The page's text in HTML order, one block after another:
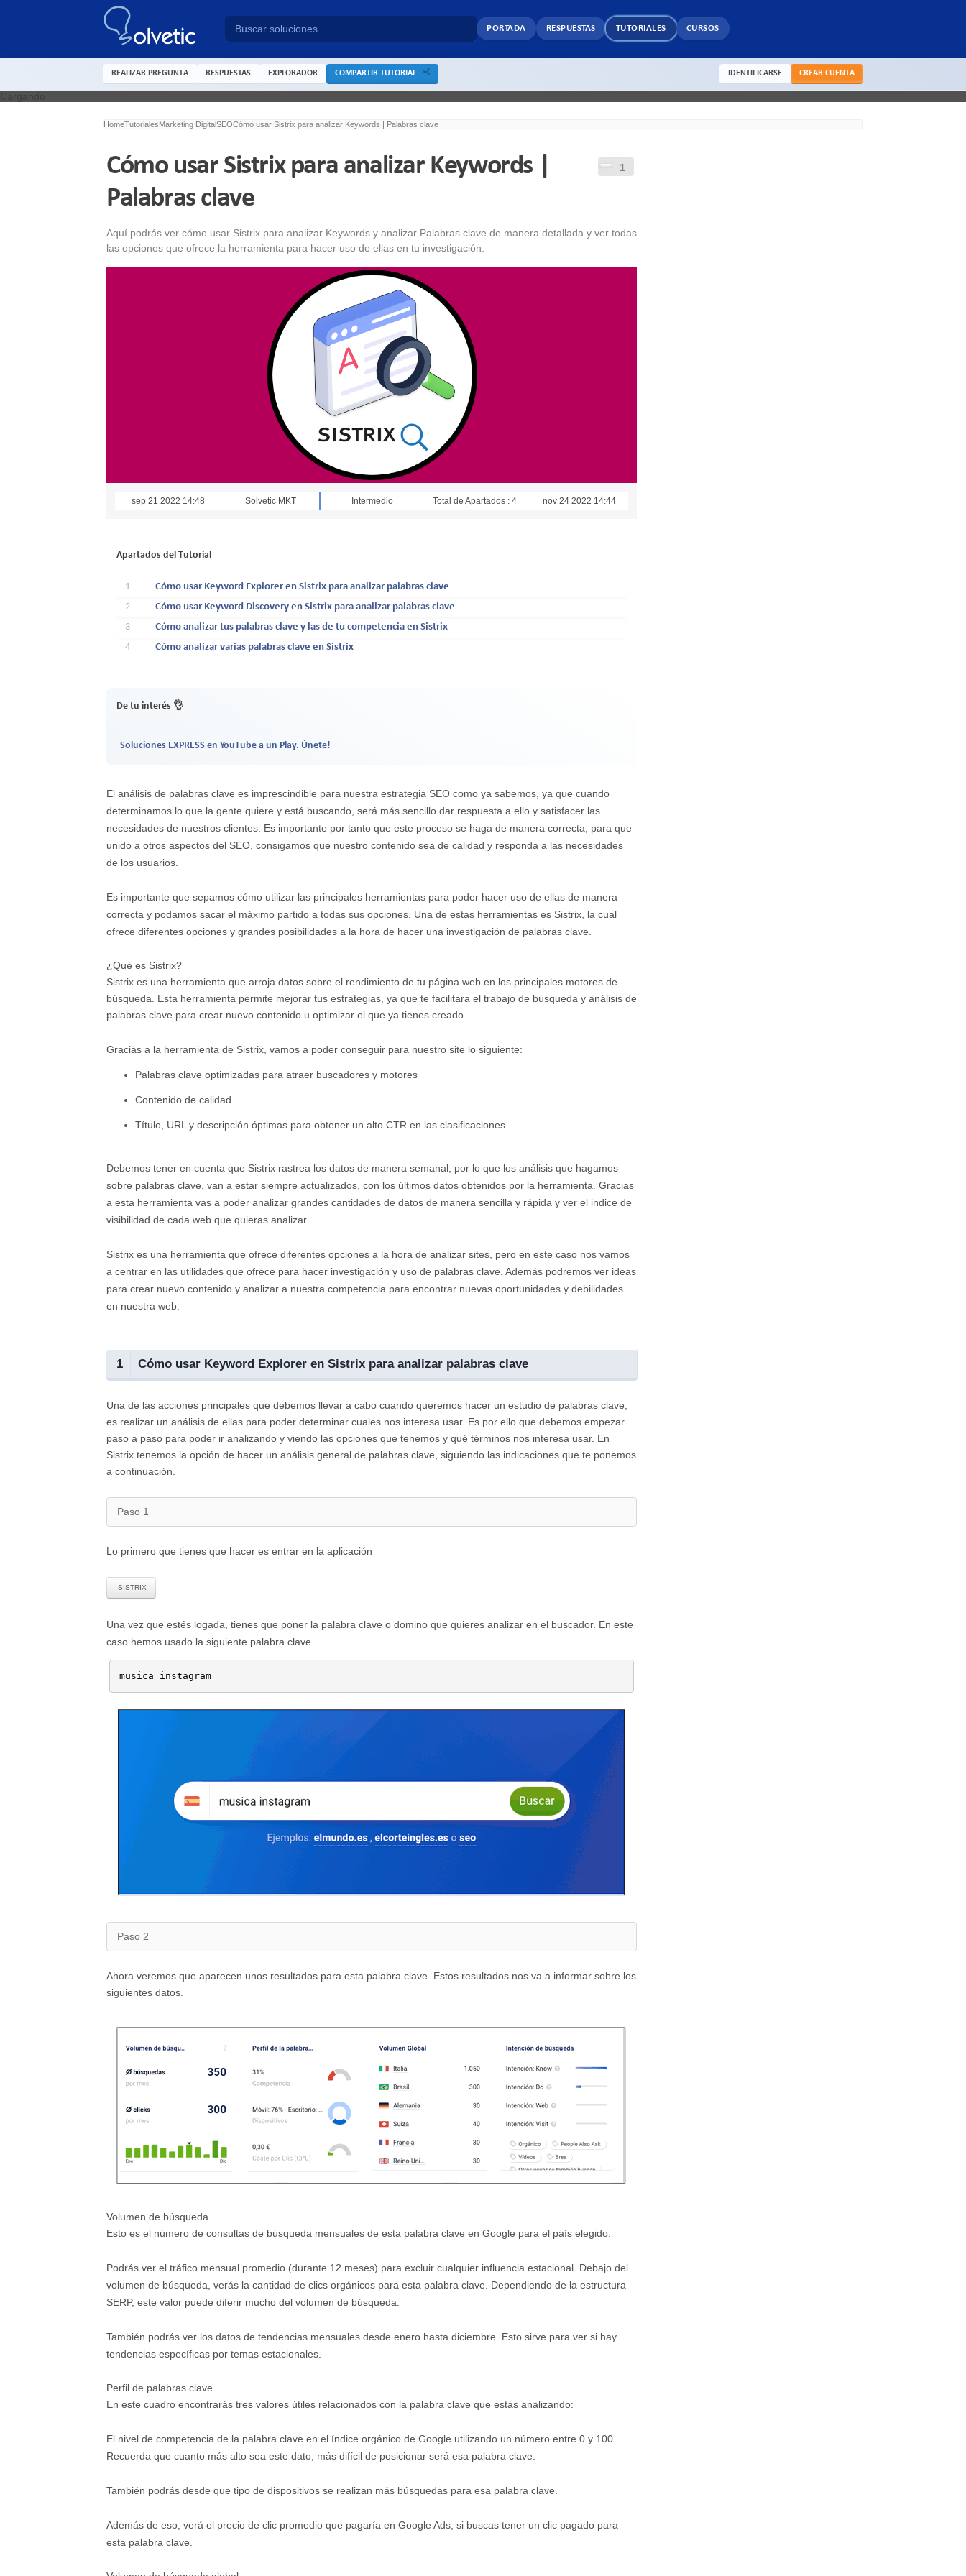
PORTADA RESPUESTAS TUTORIALES CURSOS
REALIZAR PREGUNTA RESPUESTAS EXPLORADOR COMPARTIR TUTORIAL IDENTIFICARSE CREAR CUENTA
HomeTutorialesMarketing DigitalSEOCómo usar Sistrix para analizar Keywords | Palabras clave
1
Cómo usar Sistrix para analizar Keywords |
Palabras clave
Aquí podrás ver cómo usar Sistrix para analizar Keywords y analizar Palabras clave de manera detallada y ver todas
las opciones que ofrece la herramienta para hacer uso de ellas en tu investigación.
sep 21 2022 14:48 Solvetic MKT Intermedio Total de Apartados : 4 nov 24 2022 14:44
Apartados del Tutorial
1
Cómo usar Keyword Explorer en Sistrix para analizar palabras clave
2
Cómo usar Keyword Discovery en Sistrix para analizar palabras clave
3
Cómo analizar tus palabras clave y las de tu competencia en Sistrix
4
Cómo analizar varias palabras clave en Sistrix
De tu interés 👌
Soluciones EXPRESS en YouTube a un Play. Únete!
El análisis de palabras clave es imprescindible para nuestra estrategia SEO como ya sabemos, ya que cuando
determinamos lo que la gente quiere y está buscando, será más sencillo dar respuesta a ello y satisfacer las
necesidades de nuestros clientes. Es importante por tanto que este proceso se haga de manera correcta, para que
unido a otros aspectos del SEO, consigamos que nuestro contenido sea de calidad y responda a las necesidades
de los usuarios.
Es importante que sepamos cómo utilizar las principales herramientas para poder hacer uso de ellas de manera
correcta y podamos sacar el máximo partido a todas sus opciones. Una de estas herramientas es Sistrix, la cual
ofrece diferentes opciones y grandes posibilidades a la hora de hacer una investigación de palabras clave.
¿Qué es Sistrix?
Sistrix es una herramienta que arroja datos sobre el rendimiento de tu página web en los principales motores de
búsqueda. Esta herramienta permite mejorar tus estrategias, ya que te facilitara el trabajo de búsqueda y análisis de
palabras clave para crear nuevo contenido u optimizar el que ya tienes creado.
Gracias a la herramienta de Sistrix, vamos a poder conseguir para nuestro site lo siguiente:
Palabras clave optimizadas para atraer buscadores y motores
Contenido de calidad
Título, URL y descripción óptimas para obtener un alto CTR en las clasificaciones
Debemos tener en cuenta que Sistrix rastrea los datos de manera semanal, por lo que los análisis que hagamos
sobre palabras clave, van a estar siempre actualizados, con los últimos datos obtenidos por la herramienta. Gracias
a esta herramienta vas a poder analizar grandes cantidades de datos de manera sencilla y rápida y ver el indice de
visibilidad de cada web que quieras analizar.
Sistrix es una herramienta que ofrece diferentes opciones a la hora de analizar sites, pero en este caso nos vamos
a centrar en las utilidades que ofrece para hacer investigación y uso de palabras clave. Además podremos ver ideas
para crear nuevo contenido y analizar a nuestra competencia para encontrar nuevas oportunidades y debilidades
en nuestra web.
1 Cómo usar Keyword Explorer en Sistrix para analizar palabras clave
Una de las acciones principales que debemos llevar a cabo cuando queremos hacer un estudio de palabras clave,
es realizar un análisis de ellas para poder determinar cuales nos interesa usar. Es por ello que debemos empezar
paso a paso para poder ir analizando y viendo las opciones que tenemos y qué términos nos interesa usar. En
Sistrix tenemos la opción de hacer un análisis general de palabras clave, siguiendo las indicaciones que te ponemos
a continuación.
Paso 1
Lo primero que tienes que hacer es entrar en la aplicación
SISTRIX
Una vez que estés logada, tienes que poner la palabra clave o domino que quieres analizar en el buscador. En este
caso hemos usado la siguiente palabra clave.
musica instagram
Paso 2
Ahora veremos que aparecen unos resultados para esta palabra clave. Estos resultados nos va a informar sobre los
siguientes datos.
Volumen de búsqueda
Esto es el número de consultas de búsqueda mensuales de esta palabra clave en Google para el país elegido.
Podrás ver el tráfico mensual promedio (durante 12 meses) para excluir cualquier influencia estacional. Debajo del
volumen de búsqueda, verás la cantidad de clics orgánicos para esta palabra clave. Dependiendo de la estructura
SERP, este valor puede diferir mucho del volumen de búsqueda.
También podrás ver los datos de tendencias mensuales desde enero hasta diciembre. Esto sirve para ver si hay
tendencias específicas por temas estacionales.
Perfil de palabras clave
En este cuadro encontrarás tres valores útiles relacionados con la palabra clave que estás analizando:
El nivel de competencia de la palabra clave en el índice orgánico de Google utilizando un número entre 0 y 100.
Recuerda que cuanto más alto sea este dato, más difícil de posicionar será esa palabra clave.
También podrás desde que tipo de dispositivos se realizan más búsquedas para esa palabra clave.
Además de eso, verá el precio de clic promedio que pagaría en Google Ads, si buscas tener un clic pagado para
esta palabra clave.